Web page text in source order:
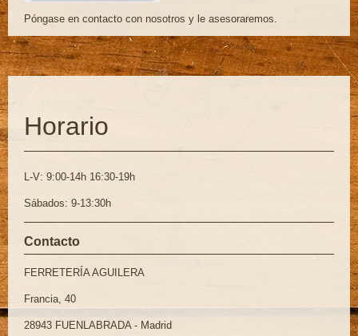
Póngase en contacto con nosotros y le asesoraremos.
Horario
L-V: 9:00-14h 16:30-19h
Sábados: 9-13:30h
Contacto
FERRETERÍA AGUILERA
Francia, 40
28943 FUENLABRADA - Madrid